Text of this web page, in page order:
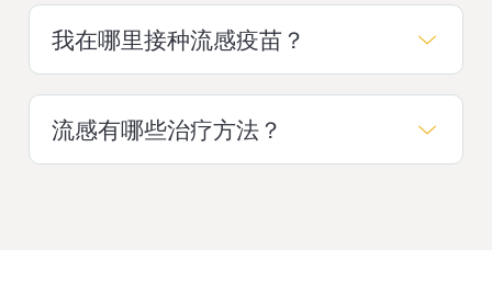
与其他测试一样，您的医生可以根据您
的症状确定您是否需要接受流感测试。
我在哪里接种流感疫苗？
流感疫苗通常从 9 月开始提供，根据您
的计划，您可以通过以下方式接种：
流感有哪些治疗方法？